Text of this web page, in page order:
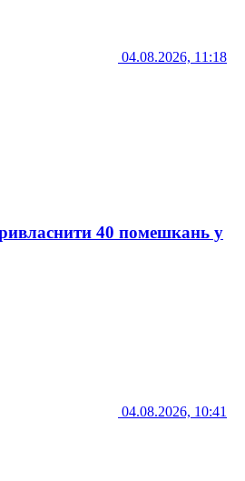
04.08.2026, 11:18
40 помешкань у
04.08.2026, 10:41